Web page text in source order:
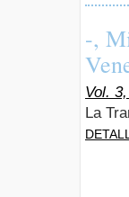
-,
Vol.
La